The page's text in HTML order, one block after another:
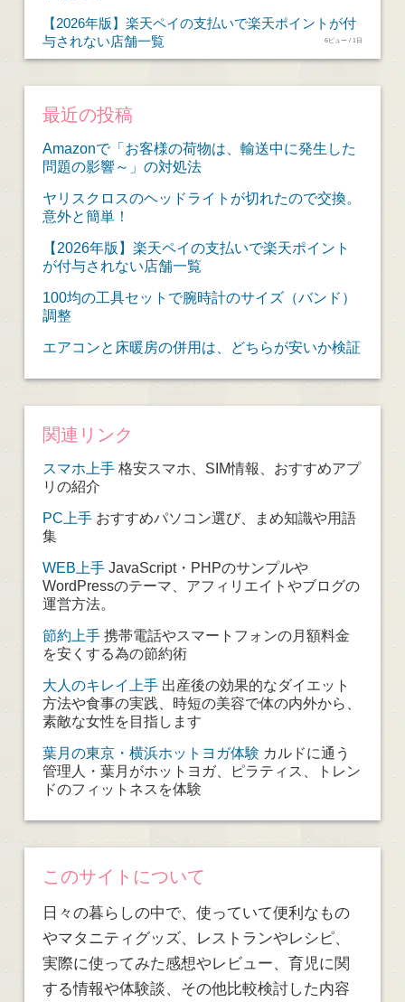
【2026年版】楽天ペイの支払いで楽天ポイントが付
与されない店舗一覧
6ビュー / 1日
最近の投稿
Amazonで「お客様の荷物は、輸送中に発生した
問題の影響～」の対処法
ヤリスクロスのヘッドライトが切れたので交換。
意外と簡単！
【2026年版】楽天ペイの支払いで楽天ポイント
が付与されない店舗一覧
100均の工具セットで腕時計のサイズ（バンド）
調整
エアコンと床暖房の併用は、どちらが安いか検証
関連リンク
スマホ上手格安スマホ、SIM情報、おすすめアプ
リの紹介
PC上手おすすめパソコン選び、まめ知識や用語
集
WEB上手JavaScript・PHPのサンプルや
WordPressのテーマ、アフィリエイトやブログの
運営方法。
節約上手携帯電話やスマートフォンの月額料金
を安くする為の節約術
大人のキレイ上手出産後の効果的なダイエット
方法や食事の実践、時短の美容で体の内外から、
素敵な女性を目指します
葉月の東京・横浜ホットヨガ体験 カルドに通う
管理人・葉月がホットヨガ、ピラティス、トレン
ドのフィットネスを体験
このサイトについて
日々の暮らしの中で、使っていて便利なもの
やマタニティグッズ、レストランやレシピ、
実際に使ってみた感想やレビュー、育児に関
する情報や体験談、その他比較検討した内容